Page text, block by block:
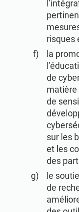
risques
la
de
matière
de
sur les
et les
des
le
de